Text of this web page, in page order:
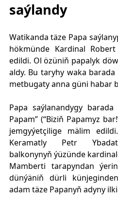
saýlandy
Watikanda täze Papa
hökmünde Kardinal
edildi. Ol özüniň papalyk
aldy. Bu taryhy waka
metbugaty anna güni habar
Papa saýlanandygy
Papam” (“Biziň Papamyz
jemgyýetçilige mälim
Keramatly Petr
balkonynyň ýüzünde
Mamberti tarapyndan
dünýäniň dürli
adam täze Papanyň adyny